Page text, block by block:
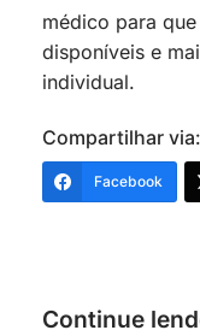
médico para
disponíveis e
individual.
Compartilhar via:
Facebook
Continue